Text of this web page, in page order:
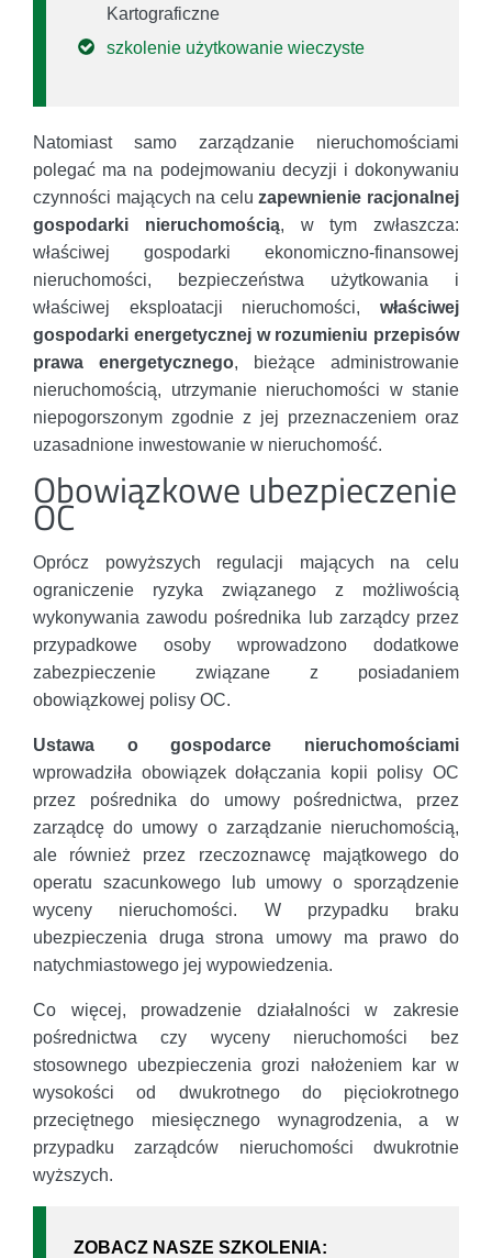
Kartograficzne
szkolenie użytkowanie wieczyste
Natomiast samo zarządzanie nieruchomościami
polegać ma na podejmowaniu decyzji i dokonywaniu
czynności mających na celuzapewnienie racjonalnej
gospodarki nieruchomością, w tym zwłaszcza:
właściwej gospodarki ekonomiczno-finansowej
nieruchomości, bezpieczeństwa użytkowania i
właściwej eksploatacji nieruchomości, właściwej
gospodarki energetycznej w rozumieniu przepisów
prawa energetycznego, bieżące administrowanie
nieruchomością, utrzymanie nieruchomości w stanie
niepogorszonym zgodnie z jej przeznaczeniem oraz
uzasadnione inwestowanie w nieruchomość.
Obowiązkowe ubezpieczenie
OC
Oprócz powyższych regulacji mających na celu
ograniczenie ryzyka związanego z możliwością
wykonywania zawodu pośrednika lub zarządcy przez
przypadkowe osoby wprowadzono dodatkowe
zabezpieczenie związane z posiadaniem
obowiązkowej polisy OC.
Ustawa o gospodarce nieruchomościami
wprowadziła obowiązek dołączania kopii polisy OC
przez pośrednika do umowy pośrednictwa, przez
zarządcę do umowy o zarządzanie nieruchomością,
ale również przez rzeczoznawcę majątkowego do
operatu szacunkowego lub umowy o sporządzenie
wyceny nieruchomości. W przypadku braku
ubezpieczenia druga strona umowy ma prawo do
natychmiastowego jej wypowiedzenia.
Co więcej, prowadzenie działalności w zakresie
pośrednictwa czy wyceny nieruchomości bez
stosownego ubezpieczenia grozi nałożeniem kar w
wysokości od dwukrotnego do pięciokrotnego
przeciętnego miesięcznego wynagrodzenia, a w
przypadku zarządców nieruchomości dwukrotnie
wyższych.
ZOBACZ NASZE SZKOLENIA: